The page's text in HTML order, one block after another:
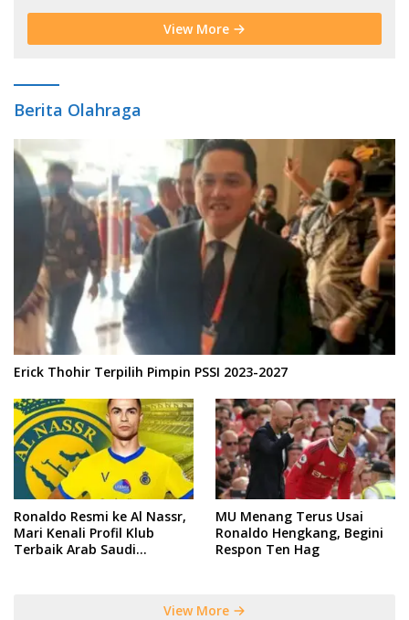
View More
Berita Olahraga
Erick Thohir Terpilih Pimpin PSSI 2023-2027
Ronaldo Resmi ke Al Nassr,
Mari Kenali Profil Klub
Terbaik Arab Saudi
MU Menang Terus Usai
Ronaldo Hengkang, Begini
Respon Ten Hag
View More